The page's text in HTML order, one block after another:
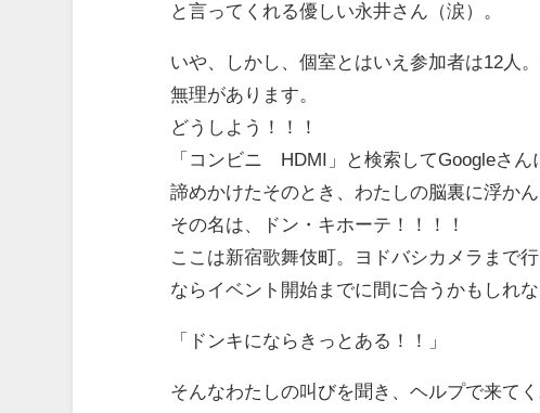
と言ってくれる優しい永井さん（涙）。
いや、しかし、個室とはいえ参加者は12人
無理があります。
どうしよう！！！
「コンビニ HDMI」と検索してGoogleさん
諦めかけたそのとき、わたしの脳裏に浮かん
その名は、ドン・キホーテ！！！！
ここは新宿歌舞伎町。ヨドバシカメラまで
ならイベント開始までに間に合うかもしれな
「ドンキにならきっとある！！」
そんなわたしの叫びを聞き、ヘルプで来て